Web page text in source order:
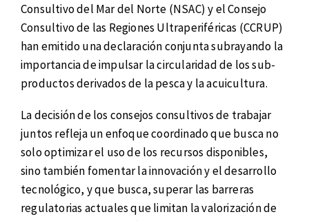
Consultivo del Mar del Norte (NSAC) y el Consejo
Consultivo de las Regiones Ultraperiféricas (CCRUP)
han emitido una declaración conjunta subrayando la
importancia de impulsar la circularidad de los sub-
productos derivados de la pesca y la acuicultura.
La decisión de los consejos consultivos de trabajar
juntos refleja un enfoque coordinado que busca no
solo optimizar el uso de los recursos disponibles,
sino también fomentar la innovación y el desarrollo
tecnológico, y que busca, superar las barreras
regulatorias actuales que limitan la valorización de